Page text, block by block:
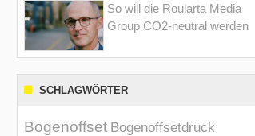
So will die Roularta Media
Group CO2-neutral werden
SCHLAGWÖRTER
Bogenoffset Bogenoffsetdruck